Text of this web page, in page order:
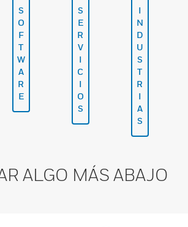
S
O
F
T
W
A
R
E
S
E
R
V
I
C
I
O
S
I
N
D
U
S
T
R
I
A
S
ALGO MÁS ABAJO